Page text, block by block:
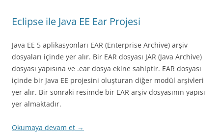
Eclipse ile Java EE Ear Projesi
Java EE 5 aplikasyonları EAR (Enterprise Archive) arşiv
dosyaları içinde yer alır. Bir EAR dosyası JAR (Java Archive)
dosyası yapısına ve .ear dosya ekine sahiptir. EAR dosyası
içinde bir Java EE projesini oluşturan diğer modül arşivleri
yer alır. Bir sonraki resimde bir EAR arşiv dosyasının yapısı
yer almaktadır.
Okumaya devam et →